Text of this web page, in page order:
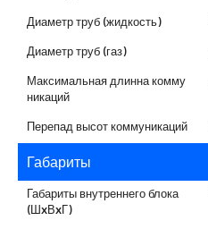
Диаметр труб (жидкость)
Диаметр труб (газ)
Максимальная длинна комму
никаций
Перепад высот коммуникаций
Габариты
Габариты внутреннего блока
(ШxВxГ)